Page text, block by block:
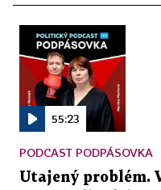
55:23
PODCAST PODPÁSOVKA
Utajený problém.